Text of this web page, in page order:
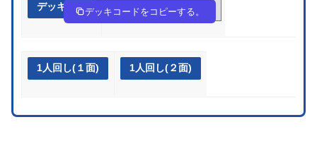
デッキ作成 NHng6i-8QTlOC-LNggnH
デッキコードをコピーする。
1人回し(１面) 1人回し(２面)